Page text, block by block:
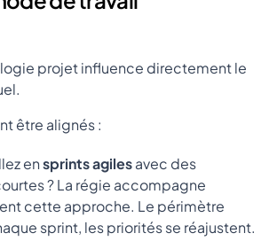
projet influence directement le
être alignés :
ensprints agilesavec des
? La régie accompagne
cette approche. Le périmètre
sprint, les priorités se réajustent.